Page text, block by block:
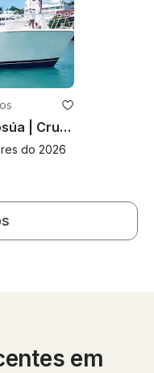
🏝️🥂 Barco de festa em Sosúa | Cruzeiro de iate privado e relaxante 🏝️🥂
do 2026
em